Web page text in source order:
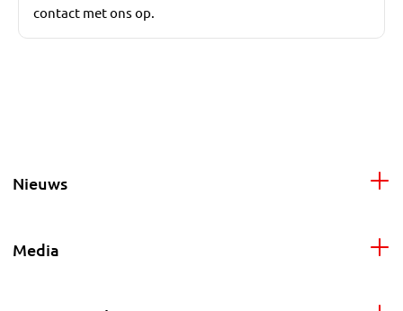
contact met ons op.
Nieuws
Media